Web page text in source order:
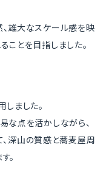
雄大なスケール感を映
ことを目指しました。
しました。
な点を活かしながら、
深山の質感と蕎麦屋周
。